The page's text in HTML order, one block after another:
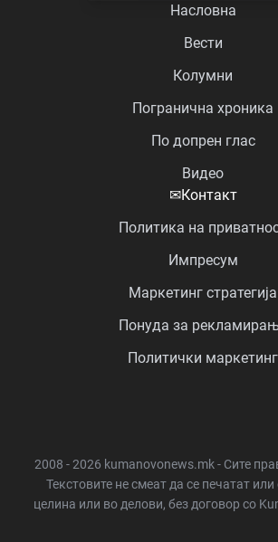
Насловна
Вести
Колумни
Погранична хроника
По допрен глас
Видео
✉Контакт
Политика на
Импресум
Маркетинг стратегија
Понуда за
Политички маркетинг
2008 - 2026 kumanovonews.mk - Сите
Текстовите не смеат да се печатат
целина или во делови, без договор со